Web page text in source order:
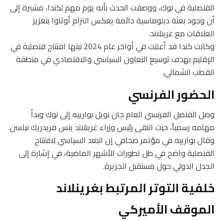
القنصلية في نوك، ووصفت الحدث بأنه يوم مهم لكندا، مشيرة إلى
أن وجود بعثة دبلوماسية دائمة يعكس التزام أوتاوا بتعزيز
العلاقات مع غرينلاند.
وكانت كندا قد أعلنت في أواخر عام 2024 نيتها افتتاح قنصلية في
الإقليم بهدف توسيع التعاون السياسي والاقتصادي في منطقة
القطب الشمالي.
الحضور الفرنسي
وصل القنصل الفرنسي العام جان نويل بوارييه إلى نوك وبدأ
مهامه رسمياً، حيث التقى رئيس وزراء غرينلاند ينس فريدريك نيلسن.
وقال بوارييه في مؤتمر صحافي إن البعد السياسي لافتتاح
القنصلية واضح في ظل تطورات الأشهر الماضية، في إشارة إلى
الجدل الدولي حول مستقبل الجزيرة.
خلفية التوتر المرتبط بغرينلاند
الموقف الأميركي